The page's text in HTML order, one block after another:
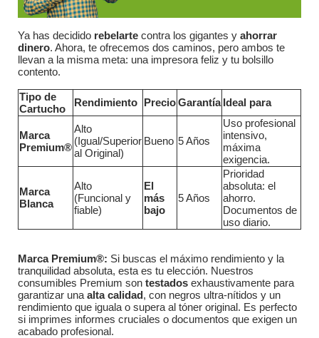
Ya has decidido rebelarte contra los gigantes y ahorrar
dinero. Ahora, te ofrecemos dos caminos, pero ambos te
llevan a la misma meta: una impresora feliz y tu bolsillo
contento.
Tipo de
Cartucho
Rendimiento PrecioGarantía Ideal para
Marca
Premium®
Alto
(Igual/Superior
al Original)
Bueno 5 Años
Uso profesional
intensivo,
máxima
exigencia.
Marca
Blanca
Alto
(Funcional y
fiable)
El
más
bajo
5 Años
Prioridad
absoluta: el
ahorro.
Documentos de
uso diario.
Marca Premium®: Si buscas el máximo rendimiento y la
tranquilidad absoluta, esta es tu elección. Nuestros
consumibles Premium son testados exhaustivamente para
garantizar una alta calidad, con negros ultra-nítidos y un
rendimiento que iguala o supera al tóner original. Es perfecto
si imprimes informes cruciales o documentos que exigen un
acabado profesional.